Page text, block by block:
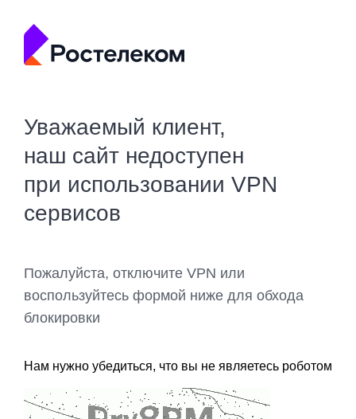
Уважаемый клиент,
наш сайт недоступен
при использовании VPN
сервисов
Пожалуйста, отключите VPN или
воспользуйтесь формой ниже для обхода
блокировки
Нам нужно убедиться, что вы не являетесь роботом